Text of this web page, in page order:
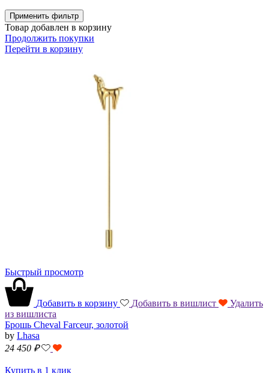
Применить фильтр
Товар добавлен в корзину
Продолжить покупки
Перейти в корзину
Быстрый просмотр
Добавить в корзину Добавить в вишлист
Удалить
из вишлиста
Брошь Cheval Farceur, золотой
by Lhasa
24 450 ₽
Купить в 1 клик